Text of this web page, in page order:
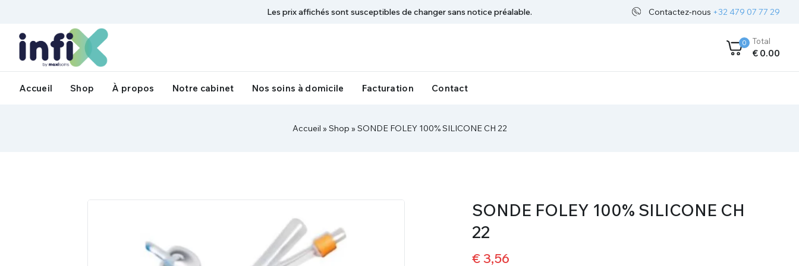
Les prix affichés sont susceptibles de changer sans notice préalable. Contactez-nous +32 479 07 77 29
0 Total
€ 0.00
Accueil Shop À propos Notre cabinet Nos soins à domicile Facturation Contact
Accueil » Shop » SONDE FOLEY 100% SILICONE CH 22
SONDE FOLEY 100% SILICONE CH
22
€3,56